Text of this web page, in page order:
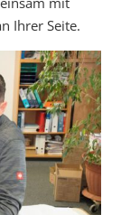
Ihrer Seite.